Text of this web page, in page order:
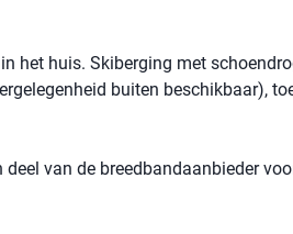
het huis. Skiberging met
buiten beschikbaar),
van de breedbandaanbieder